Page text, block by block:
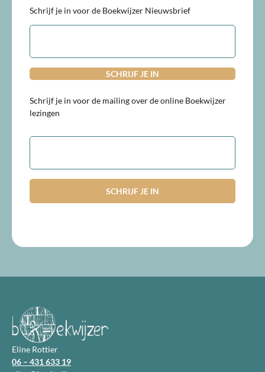
Schrijf je in voor de Boekwijzer Nieuwsbrief
E-
Schrijf je in voor de mailing over de online Boekwijzer
lezingen
E-
Eline Rottier
06 – 431 633 19